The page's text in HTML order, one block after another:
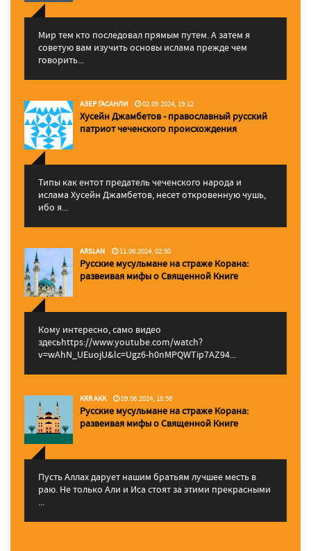
Мир тем кто последовал прямым путем. А затем я
советую вам изучить основы ислама прежде чем
говорить...
АЗЕР ГАСАНЛИ 02.09.2024, 19:12
Хусейн Джамбетов - православный русский
патриот чеченского происхождения
Типы как ентот предатель чеченского народа и
ислама Хусейн Джамбетов, несет откровенную чушь,
ибо я...
ARSLAN 11.06.2024, 02:50
Русские мусульмане на страже Корана:
pазвеивая мифы о Священной Книге
Кому интересно, само видео
здесьhttps://www.youtube.com/watch?
v=wAhN_UEuojU&lc=Ugz6-h0nMPQWTip7AZ94...
KRR AKK 09.06.2024, 18:56
Русские мусульмане на страже Корана:
pазвеивая мифы о Священной Книге
Пусть Аллах дарует нашим братьям лучшее месть в
раю. Не только Али и Иса стоят за этими прекрасными